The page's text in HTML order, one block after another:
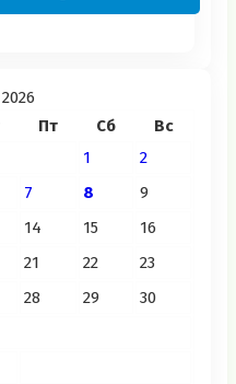
Пт Сб Вс
1
2
7 8
9
14 15
16
21 22
23
28 29
30